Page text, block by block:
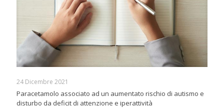
24 Dicembre 2021
Paracetamolo associato ad un aumentato rischio di autismo e
disturbo da deficit di attenzione e iperattività